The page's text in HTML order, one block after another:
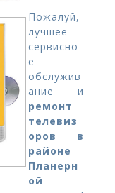
Пожалуй,
лучшее
сервисно
е
обслужив
ание и
ремонт
телевиз
оров в
районе
Планерн
ой